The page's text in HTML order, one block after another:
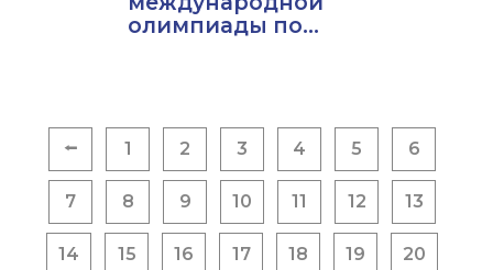
олимпиады по...
Пагинация
записей
⭠ 1 2 3 4 5 6
7 8 9 10 11 12 13
14 15 16 17 18 19 20